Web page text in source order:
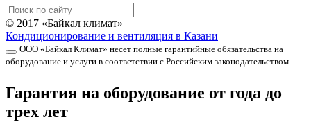
© 2017 «Байкал климат»
Кондиционирование и вентиляция в Казани
ООО «Байкал Климат» несет полные гарантийные обязательства на
оборудование и услуги в соответствии с Российским законодательством.
Гарантия на оборудование от года до
трех лет